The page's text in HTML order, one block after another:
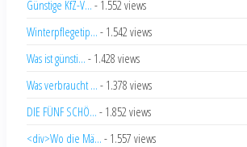
Günstige KfZ-V... - 1.552 views
Winterpflegetip... - 1.542 views
Was ist günsti... - 1.428 views
Was verbraucht ... - 1.378 views
DIE FÜNF SCHÖ... - 1.852 views
<div>Wo die Mä... - 1.557 views